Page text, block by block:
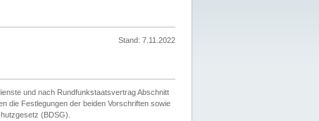
Stand: 7.11.2022
und nach Rundfunkstaatsvertrag Abschnitt
die Festlegungen der beiden Vorschriften sowie
(BDSG).